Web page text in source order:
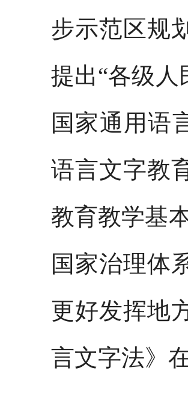
步示范区规
提出“各级
国家通用语
语言文字教
教育教学基
国家治理体
更好发挥地
言文字法》